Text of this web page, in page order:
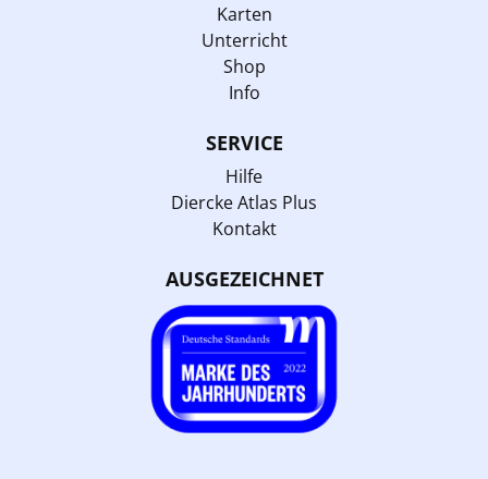
Karten
Unterricht
Shop
Info
SERVICE
Hilfe
Diercke Atlas Plus
Kontakt
AUSGEZEICHNET